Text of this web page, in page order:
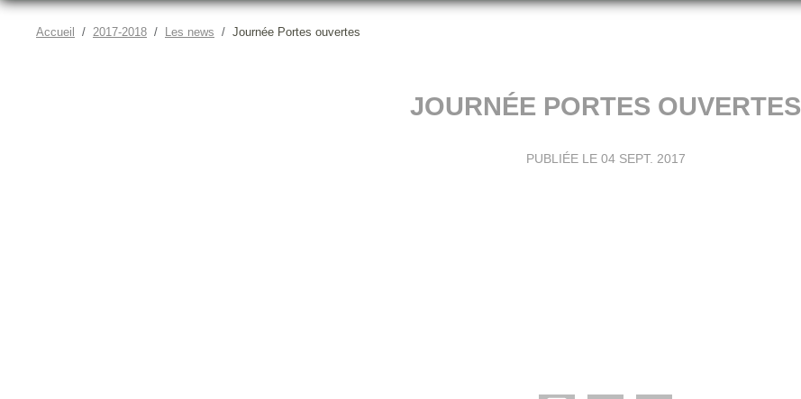
Accueil 2017-2018 Les news Journée Portes ouvertes
JOURNÉE PORTES OUVERTES
PUBLIÉE LE 04 SEPT. 2017